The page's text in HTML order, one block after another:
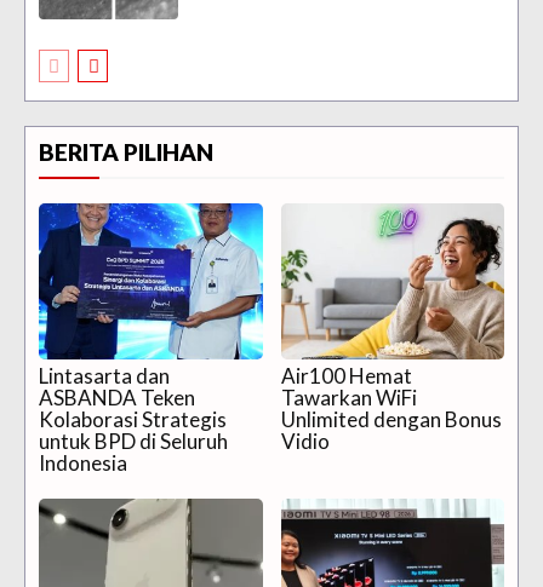
BERITA PILIHAN
Lintasarta dan
ASBANDA Teken
Kolaborasi Strategis
untuk BPD di Seluruh
Indonesia
Air100 Hemat
Tawarkan WiFi
Unlimited dengan Bonus
Vidio